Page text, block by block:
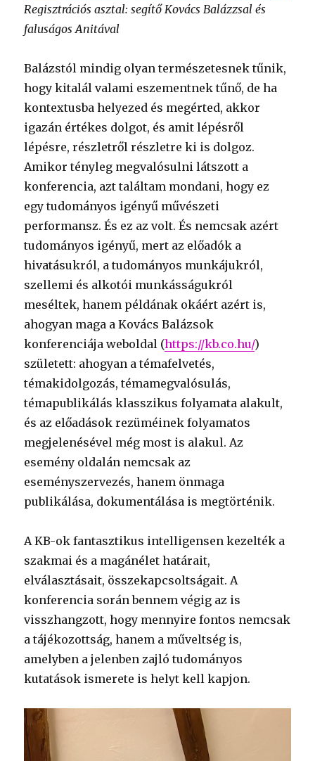
Regisztrációs asztal: segítő Kovács Balázzsal és
faluságos Anitával
Balázstól mindig olyan természetesnek tűnik,
hogy kitalál valami eszementnek tűnő, de ha
kontextusba helyezed és megérted, akkor
igazán értékes dolgot, és amit lépésről
lépésre, részletről részletre ki is dolgoz.
Amikor tényleg megvalósulni látszott a
konferencia, azt találtam mondani, hogy ez
egy tudományos igényű művészeti
performansz. És ez az volt. És nemcsak azért
tudományos igényű, mert az előadók a
hivatásukról, a tudományos munkájukról,
szellemi és alkotói munkásságukról
meséltek, hanem példának okáért azért is,
ahogyan maga a Kovács Balázsok
konferenciája weboldal (https://kb.co.hu/)
született: ahogyan a témafelvetés,
témakidolgozás, témamegvalósulás,
témapublikálás klasszikus folyamata alakult,
és az előadások rezüméinek folyamatos
megjelenésével még most is alakul. Az
esemény oldalán nemcsak az
eseményszervezés, hanem önmaga
publikálása, dokumentálása is megtörténik.
A KB-ok fantasztikus intelligensen kezelték a
szakmai és a magánélet határait,
elválasztásait, összekapcsoltságait. A
konferencia során bennem végig az is
visszhangzott, hogy mennyire fontos nemcsak
a tájékozottság, hanem a műveltség is,
amelyben a jelenben zajló tudományos
kutatások ismerete is helyt kell kapjon.